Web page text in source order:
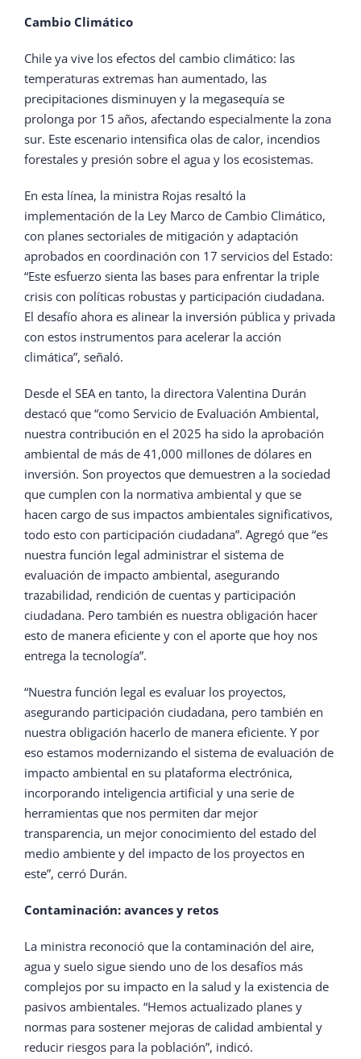
Cambio Climático
Chile ya vive los efectos del cambio climático: las
temperaturas extremas han aumentado, las
precipitaciones disminuyen y la megasequía se
prolonga por 15 años, afectando especialmente la zona
sur. Este escenario intensifica olas de calor, incendios
forestales y presión sobre el agua y los ecosistemas.
En esta línea, la ministra Rojas resaltó la
implementación de la Ley Marco de Cambio Climático,
con planes sectoriales de mitigación y adaptación
aprobados en coordinación con 17 servicios del Estado:
“Este esfuerzo sienta las bases para enfrentar la triple
crisis con políticas robustas y participación ciudadana.
El desafío ahora es alinear la inversión pública y privada
con estos instrumentos para acelerar la acción
climática”, señaló.
Desde el SEA en tanto, la directora Valentina Durán
destacó que “como Servicio de Evaluación Ambiental,
nuestra contribución en el 2025 ha sido la aprobación
ambiental de más de 41,000 millones de dólares en
inversión. Son proyectos que demuestren a la sociedad
que cumplen con la normativa ambiental y que se
hacen cargo de sus impactos ambientales significativos,
todo esto con participación ciudadana”. Agregó que “es
nuestra función legal administrar el sistema de
evaluación de impacto ambiental, asegurando
trazabilidad, rendición de cuentas y participación
ciudadana. Pero también es nuestra obligación hacer
esto de manera eficiente y con el aporte que hoy nos
entrega la tecnología”.
“Nuestra función legal es evaluar los proyectos,
asegurando participación ciudadana, pero también en
nuestra obligación hacerlo de manera eficiente. Y por
eso estamos modernizando el sistema de evaluación de
impacto ambiental en su plataforma electrónica,
incorporando inteligencia artificial y una serie de
herramientas que nos permiten dar mejor
transparencia, un mejor conocimiento del estado del
medio ambiente y del impacto de los proyectos en
este”, cerró Durán.
Contaminación: avances y retos
La ministra reconoció que la contaminación del aire,
agua y suelo sigue siendo uno de los desafíos más
complejos por su impacto en la salud y la existencia de
pasivos ambientales. “Hemos actualizado planes y
normas para sostener mejoras de calidad ambiental y
reducir riesgos para la población”, indicó.